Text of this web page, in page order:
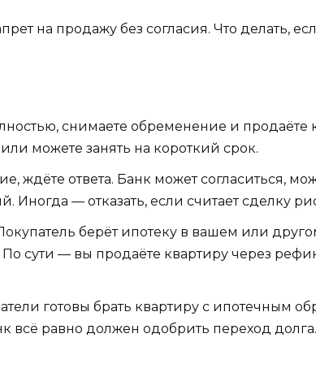
на продажу без согласия. Что делать,
снимаете обременение и продаёте
можете занять на короткий срок.
ждёте ответа. Банк может согласиться,
Иногда — отказать, если считает сделку
берёт ипотеку в вашем или
сути — вы продаёте квартиру через
готовы брать квартиру с ипотечным
всё равно должен одобрить переход долга.